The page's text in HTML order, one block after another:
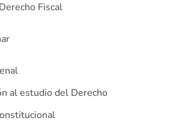
Fiscal
al estudio del Derecho